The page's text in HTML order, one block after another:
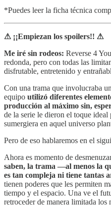
*Puedes leer la ficha técnica
⚠ ¡¡Empiezan los spoilers!! ⚠
Me iré sin rodeos: Reverse 4
redonda, pero con todas las
disfrutable, entretenido y
Con una trama que involucraba
equipo utilizó diferentes
producción al máximo sin,
de la serie le dieron el toque ideal
sumergiera en aquel universo
Pero de eso hablaremos en el
Ahora es momento de
saben, la trama —al menos la
es tan compleja ni tiene tantas
tienen poderes que les permiten
tiempo y el espacio. Una ve el
retroceder de manera limitada los